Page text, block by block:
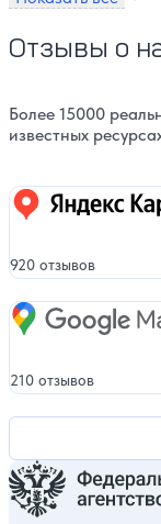
Отзывы о
Более 15000
известных
Яндекс карты
920 отзывов
Google Maps
210 отзывов